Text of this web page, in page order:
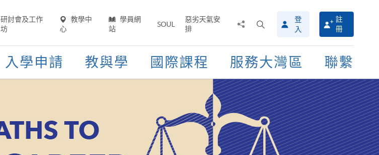
研討會及工作
坊
教學中
心
學員網
站
SOUL
惡劣天氣安
排
搜
尋
介
面
登
入
註
冊
入學申請 教與學 國際課程 服務大灣區 聯繫